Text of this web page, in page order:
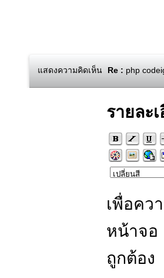
แสดงความคิดเห็น Re : php
รายละ
เพื่อคว
หน้าจอ
ถูกต้อง